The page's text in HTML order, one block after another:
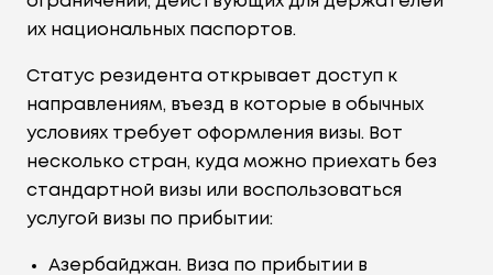
их национальных паспортов.
Статус резидента открывает доступ к
направлениям, въезд в которые в обычных
условиях требует оформления визы. Вот
несколько стран, куда можно приехать без
стандартной визы или воспользоваться
услугой визы по прибытии:
Азербайджан. Виза по прибытии в